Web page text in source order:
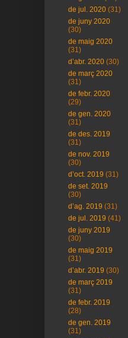
de jul. 2020 (31)
de juny 2020
(30)
de maig 2020
(31)
d’abr. 2020 (30)
de març 2020
(31)
de febr. 2020
(29)
de gen. 2020
(31)
de des. 2019
(31)
de nov. 2019
(30)
d’oct. 2019 (31)
de set. 2019
(30)
d’ag. 2019 (31)
de jul. 2019 (41)
de juny 2019
(30)
de maig 2019
(31)
d’abr. 2019 (30)
de març 2019
(31)
de febr. 2019
(28)
de gen. 2019
(31)